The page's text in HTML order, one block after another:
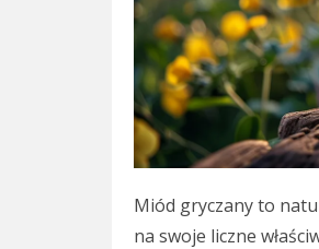
Miód gryczany to
na swoje liczne